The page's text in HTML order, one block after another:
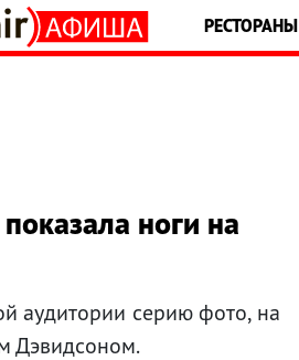
РЕСТОРАНЫ
ноги на
аудитории серию фото, на
Дэвидсоном.